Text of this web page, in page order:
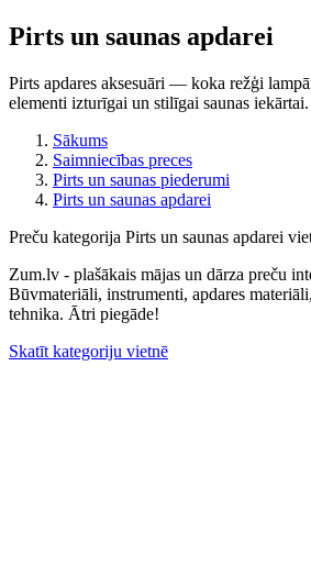
Pirts un saunas apdarei
Pirts apdares aksesuāri — koka režģi
elementi izturīgai un stilīgai saunas iekārtai.
Sākums
Saimniecības preces
Pirts un saunas piederumi
Pirts un saunas apdarei
Preču kategorija Pirts un saunas apdarei
Zum.lv - plašākais mājas un dārza preču
Būvmateriāli, instrumenti, apdares
tehnika. Ātri piegāde!
Skatīt kategoriju vietnē